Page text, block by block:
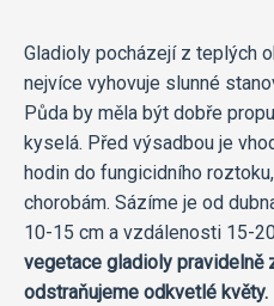
Gladioly pocházejí z teplých
nejvíce vyhovuje slunné
Půda by měla být dobře
kyselá. Před výsadbou je
hodin do fungicidního
chorobám. Sázíme je od
10-15 cm a vzdálenosti 15-
vegetace gladioly pravidelně
odstraňujeme odkvetlé květy.